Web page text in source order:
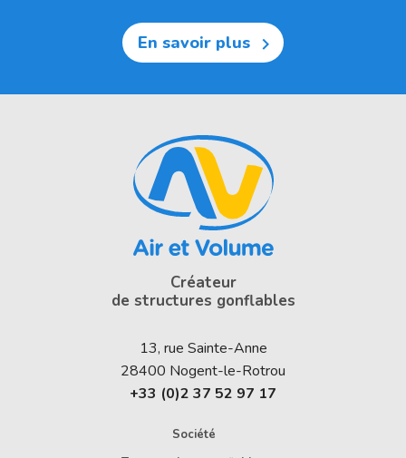
En savoir plus 
Créateur
de structures gonflables
13, rue Sainte-Anne
28400 Nogent-le-Rotrou
+33 (0)2 37 52 97 17
Société